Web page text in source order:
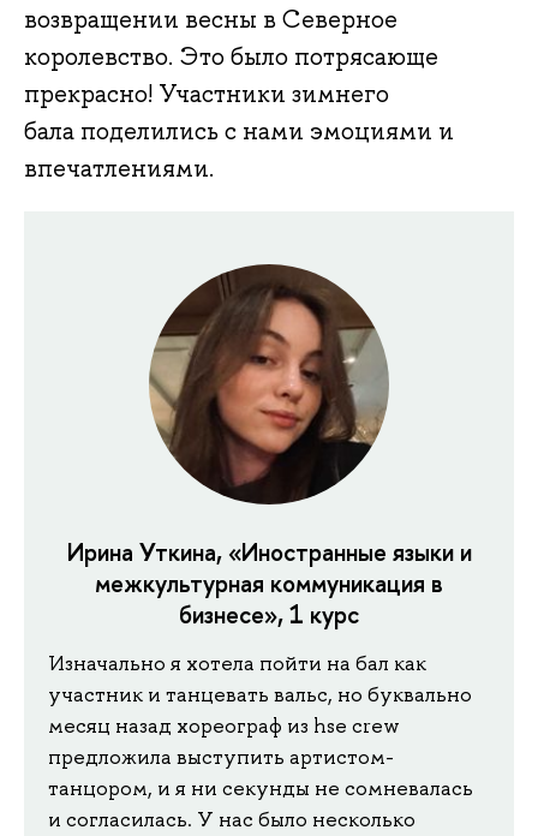
возвращении весны в Северное
королевство. Это было потрясающе
прекрасно! Участники зимнего
бала поделились с нами эмоциями и
впечатлениями.
Ирина Уткина, «Иностранные языки и
межкультурная коммуникация в
бизнесе», 1 курс
Изначально я хотела пойти на бал как
участник и танцевать вальс, но буквально
месяц назад хореограф из hse crew
предложила выступить артистом-
танцором, и я ни секунды не сомневалась
и согласилась. У нас было несколько